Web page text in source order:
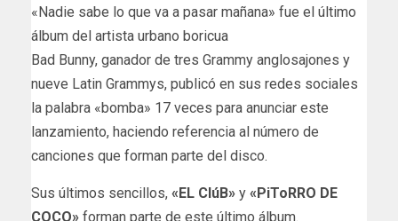
«Nadie sabe lo que va a pasar mañana» fue el último
álbum del artista urbano boricua
Bad Bunny, ganador de tres Grammy anglosajones y
nueve Latin Grammys, publicó en sus redes sociales
la palabra «bomba» 17 veces para anunciar este
lanzamiento, haciendo referencia al número de
canciones que forman parte del disco.
Sus últimos sencillos, «EL ClúB» y «PiToRRO DE
COCO» forman parte de este último álbum.